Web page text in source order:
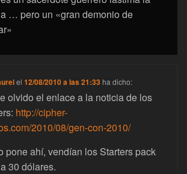
… pero un «gran demonio de
el12/08/2010 a las 21:33 ha dicho:
olvido el enlace a la noticia de los
http://cipher-
2010/08/gen-con-2010/
pone ahí, vendían los Starters pack
30 dólares.